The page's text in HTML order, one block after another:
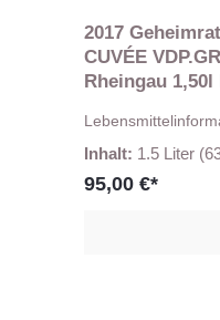
2017
CUVÉE
Rheingau
Inhalt: 1.5 Liter
95,00 €*